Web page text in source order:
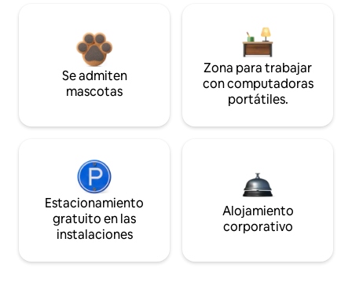
Se admiten
mascotas
Zona para trabajar
con computadoras
portátiles.
Estacionamiento
gratuito en las
instalaciones
Alojamiento
corporativo